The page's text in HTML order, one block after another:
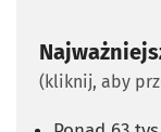
(kliknij, aby